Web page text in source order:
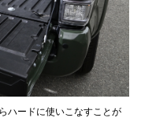
ハードに使いこなすことが